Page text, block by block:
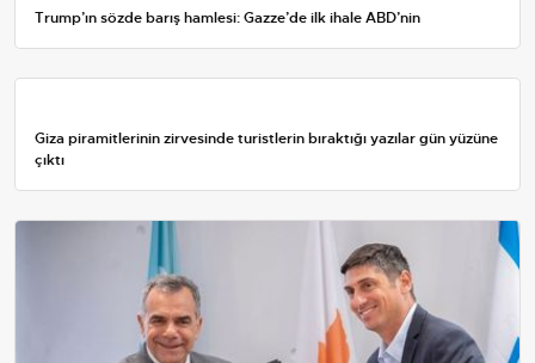
Trump’ın sözde barış hamlesi: Gazze’de ilk ihale ABD’nin
Giza piramitlerinin zirvesinde turistlerin bıraktığı yazılar gün yüzüne
çıktı